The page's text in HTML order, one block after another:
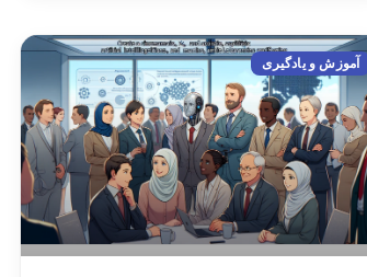
آموزش و یادگیری